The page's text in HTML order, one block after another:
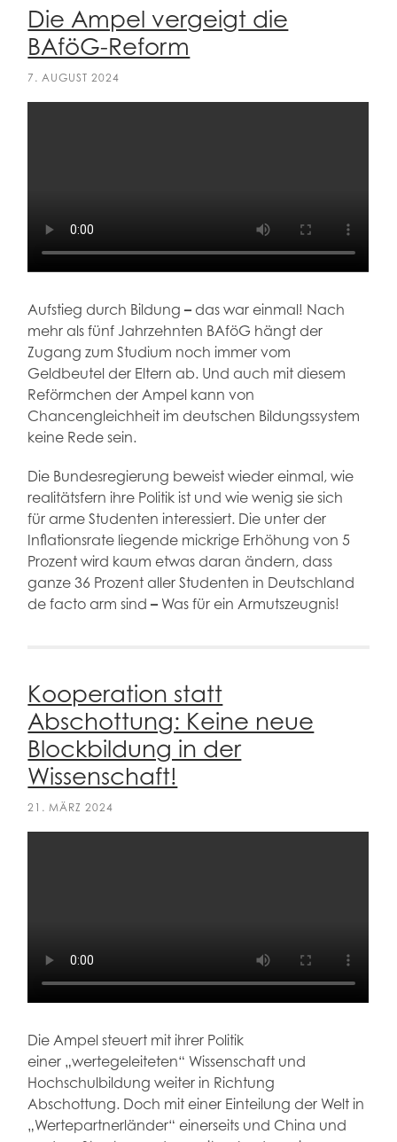
Die Ampel vergeigt die
BAföG-Reform
7. AUGUST 2024
Aufstieg durch Bildung– das war einmal! Nach
mehr als fünf Jahrzehnten BAföG hängt der
Zugang zum Studium noch immer vom
Geldbeutel der Eltern ab. Und auch mit diesem
Reförmchen der Ampel kann von
Chancengleichheit im deutschen Bildungssystem
keine Rede sein.
Die Bundesregierung beweist wieder einmal, wie
realitätsfern ihre Politik ist und wie wenig sie sich
für arme Studenten interessiert. Die unter der
Inflationsrate liegende mickrige Erhöhung von 5
Prozent wird kaum etwas daran ändern, dass
ganze 36 Prozent aller Studenten in Deutschland
de facto arm sind– Was für ein Armutszeugnis!
Kooperation statt
Abschottung: Keine neue
Blockbildung in der
Wissenschaft!
21. MÄRZ 2024
Die Ampel steuert mit ihrer Politik
einer „wertegeleiteten“ Wissenschaft und
Hochschulbildung weiter in Richtung
Abschottung. Doch mit einer Einteilung der Welt in
„Wertepartnerländer“ einerseits und China und